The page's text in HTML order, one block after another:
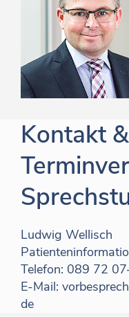
Kontakt &
Ludwig Wellisch
Telefon: 089 72
E-Mail:
de